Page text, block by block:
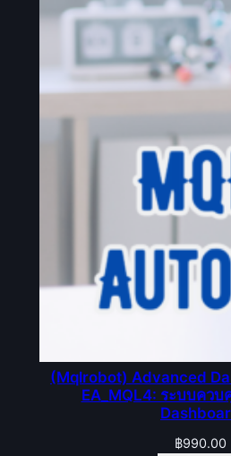
(Mqlrobot) Advanced
EA_MQL4: ระบบควบ
฿990.00